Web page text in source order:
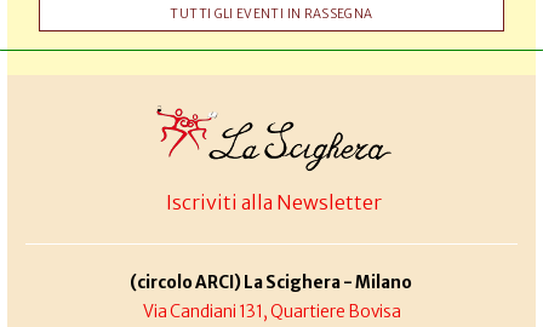
TUTTI GLI EVENTI IN RASSEGNA
Iscriviti alla Newsletter
(circolo ARCI) La Scighera - Milano
Via Candiani 131, Quartiere Bovisa